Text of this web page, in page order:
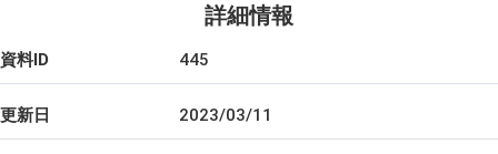
詳細情報
資料ID 445
更新日 2023/03/11